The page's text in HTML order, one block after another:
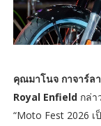
คุณมาโนจ กาจาร์ล
Royal Enfieldกล่า
“Moto Fest 2026